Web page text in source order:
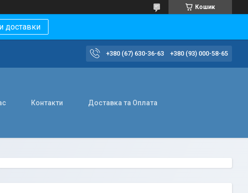
Кошик
доставки
+380 (67) 630-36-63 +380 (93) 000-58-65
Контакти Доставка та Оплата